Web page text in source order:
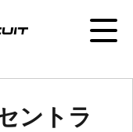
ントラ